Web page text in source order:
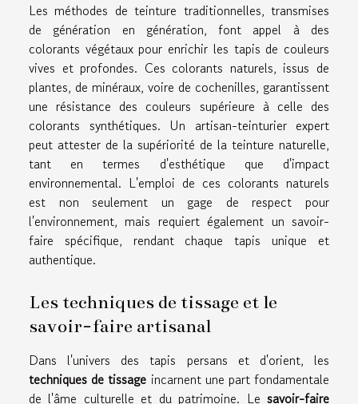
Les méthodes de teinture traditionnelles, transmises
de génération en génération, font appel à des
colorants végétaux pour enrichir les tapis de couleurs
vives et profondes. Ces colorants naturels, issus de
plantes, de minéraux, voire de cochenilles, garantissent
une résistance des couleurs supérieure à celle des
colorants synthétiques. Un artisan-teinturier expert
peut attester de la supériorité de la teinture naturelle,
tant en termes d'esthétique que d'impact
environnemental. L'emploi de ces colorants naturels
est non seulement un gage de respect pour
l'environnement, mais requiert également un savoir-
faire spécifique, rendant chaque tapis unique et
authentique.
Les techniques de tissage et le
savoir-faire artisanal
Dans l'univers des tapis persans et d'orient, les
techniques de tissage incarnent une part fondamentale
de l'âme culturelle et du patrimoine. Le savoir-faire